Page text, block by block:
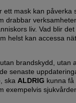
ett mask kan påverka
drabbar
liv. Vad blir
helst kan accessa
brandskydd, utan
senaste
ska ALDRIG kunna
exempelvis